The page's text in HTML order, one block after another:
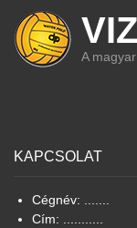
A
KAPCSOLAT
Cégnév: .......
Cím: ...........